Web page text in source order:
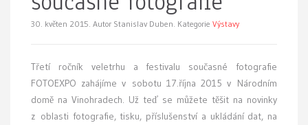
30. květen 2015. Autor Stanislav Duben. Kategorie Výstavy
Třetí ročník veletrhu a festivalu současné fotografie
FOTOEXPO zahájíme v sobotu 17.října 2015 v Národním
domě na Vinohradech. Už teď se můžete těšit na novinky
z oblasti fotografie, tisku, příslušenství a ukládání dat, na